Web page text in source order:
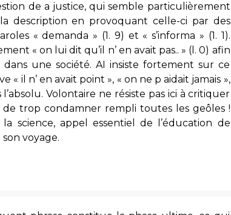
de a justice, qui semble particulièrement
description en provoquant celle-ci par des
« demanda » (1. 9) et « s’informa » (1. 1).
« on lui dit qu’il n’ en avait pas.. » (l. 0) afin
une société. AI insiste fortement sur ce
il n’ en avait point », « on ne p aidait jamais »,
Volontaire ne résiste pas ici à critiquer
de trop condamner rempli toutes les geôles !
science, appel essentiel de l’éducation de
voyage.